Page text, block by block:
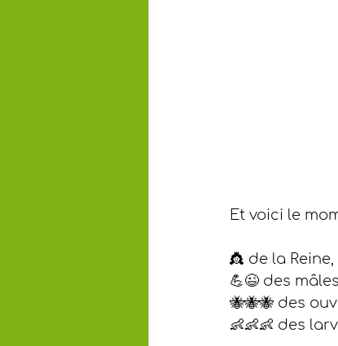
Et voici le
👸 de la Reine,
💪😉 des mâles,
🐝🐝🐝 des
👶👶👶 des